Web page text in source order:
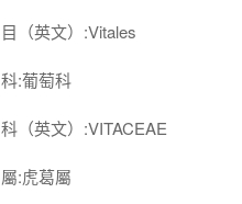
目（英文）:Vitales
科:葡萄科
科（英文）:VITACEAE
屬:虎葛屬